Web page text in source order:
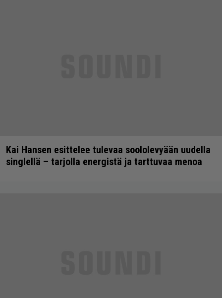
Kai Hansen esittelee tulevaa soololevyään uudella
singlellä – tarjolla energistä ja tarttuvaa menoa